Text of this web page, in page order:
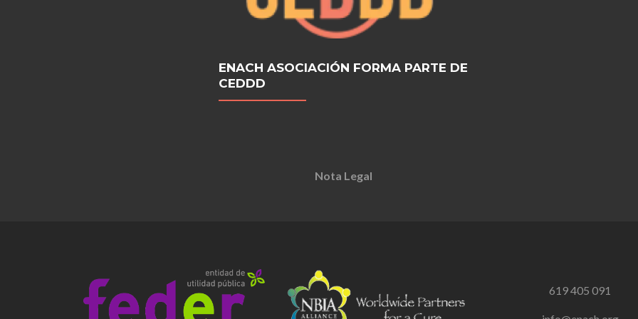
ENACH ASOCIACIÓN FORMA PARTE DE
CEDDD
Nota Legal
619 405 091